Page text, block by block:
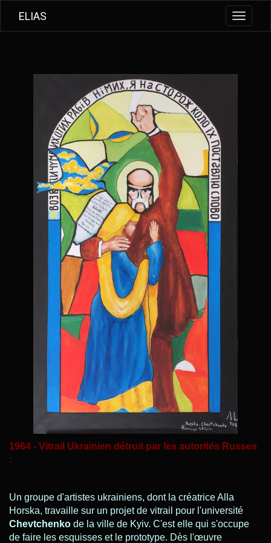
Toggle
ELIAS
1964 - Vitrail Ukrainien détruit par les autorités Russes
:
Un groupe d'artistes ukrainiens, dont la créatrice Alla
Horska, travaille sur un projet de vitrail pour l'université
Chevtchenko de la ville de Kyiv. C'est elle qui s'occupe
de faire les esquisses et le prototype. Dès l'œuvre